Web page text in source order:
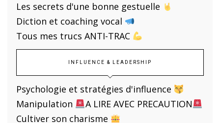
Les secrets d'une bonne gestuelle
Diction et coaching vocal
Tous mes trucs ANTI-TRAC
INFLUENCE & LEADERSHIP
Psychologie et stratégies d'influence
Manipulation
A LIRE AVEC PRECAUTION
Cultiver son charisme